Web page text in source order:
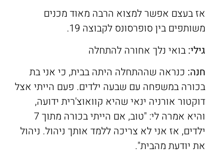
אז בעצם אפשר למצוא הרבה מאוד מכנים
משותפים בין סופרסונס לקבוצה 19.
גילי: בואי נלך אחורה להתחלה
חנה: כנראה שההתחלה היתה בבית, כי אני בת
בכורה במשפחה עם שבעה ילדים. פעם הייתי אצל
דוקטור אורניה ינאי שהיא קוואוצ'רית ידועה,
והיא אמרה לי: "טוב, אם הייתי בכורה מתוך 7
ילדים, אז אני לא צריכה ללמד אותך ניהול. ניהול
את יודעת מהבית".